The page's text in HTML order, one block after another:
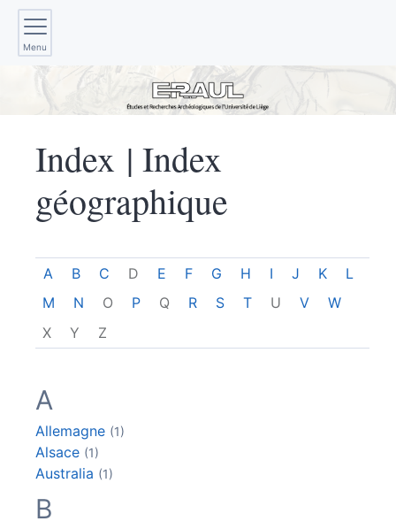
Menu
Index | Index
géographique
A B C D E F G H I J K
L
M
N O P Q R S T U V
W
X
Y Z
A
Allemagne (1)
Alsace (1)
Australia (1)
B